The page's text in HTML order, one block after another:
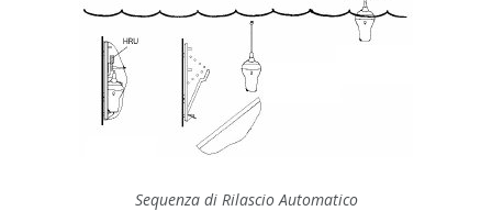
Sequenza di Rilascio Automatico